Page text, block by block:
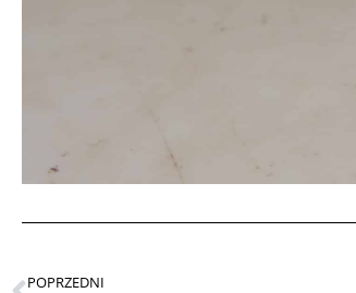
POPRZEDNI